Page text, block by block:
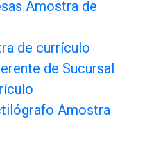
Amostra de
de currículo
de Sucursal
Amostra